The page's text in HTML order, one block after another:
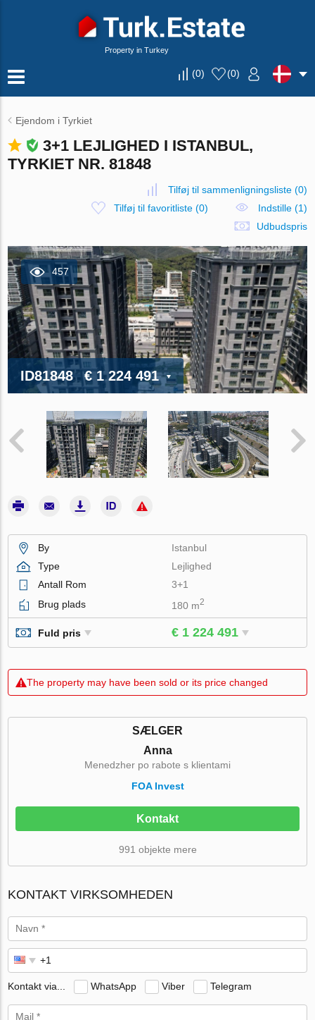
Property in Turkey
(0) (0)
Ejendom i Tyrkiet
3+1 LEJLIGHED I ISTANBUL,
TYRKIET NR. 81848
Tilføj til sammenligningsliste(0)
Tilføj til favoritliste (0)
Indstille (1)
Udbudspris
457
ID81848 € 1 224 491
By
Istanbul
Type
Lejlighed
Antall Rom
3+1
Brug plads
180 m2
Fuld pris € 1 224 491
The property may have been sold or its price changed
SÆLGER
Anna
Menedzher po rabote s klientami
FOA Invest
Kontakt
991 objekte mere
KONTAKT VIRKSOMHEDEN
Kontakt via... WhatsApp Viber Telegram